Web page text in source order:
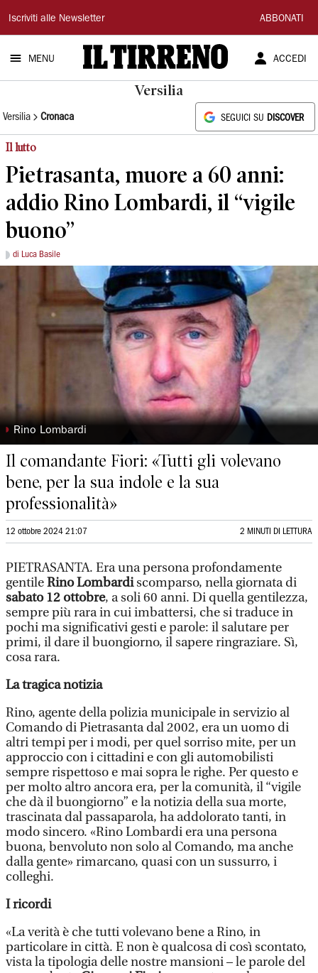
Il
Tirreno
Iscriviti alle Newsletter ABBONATI
MENU ACCEDI
Versilia
Versilia Cronaca SEGUICI SU DISCOVER
Il lutto
Pietrasanta, muore a 60 anni:
addio Rino Lombardi, il “vigile
buono”
di Luca Basile
◗ Rino Lombardi
Il comandante Fiori: «Tutti gli volevano
bene, per la sua indole e la sua
professionalità»
12 ottobre 2024 21:07 2 MINUTI DI LETTURA
PIETRASANTA. Era una persona profondamente
gentileRino Lombardiscomparso, nella giornata di
sabato 12 ottobre, a soli 60 anni. Di quella gentilezza,
sempre più rara in cui imbattersi, che si traduce in
pochi ma significativi gesti e parole: il salutare per
primi, il dare il buongiorno, il sapere ringraziare. Sì,
cosa rara.
La tragica notizia
Rino, agente della polizia municipale in servizio al
Comando di Pietrasanta dal 2002, era un uomo di
altri tempi per i modi, per quel sorriso mite, per un
approccio con i cittadini e con gli automobilisti
sempre rispettoso e mai sopra le righe. Per questo e
per molto altro ancora era, per la comunità, il “vigile
che dà il buongiorno” e la notizia della sua morte,
trascinata dal passaparola, ha addolorato tanti, in
modo sincero. «Rino Lombardi era una persona
buona, benvoluto non solo al Comando, ma anche
dalla gente» rimarcano, quasi con un sussurro, i
colleghi.
I ricordi
«La verità è che tutti volevano bene a Rino, in
particolare in città. E non è qualcosa di così scontato,
vista la tipologia delle nostre mansioni – le parole del